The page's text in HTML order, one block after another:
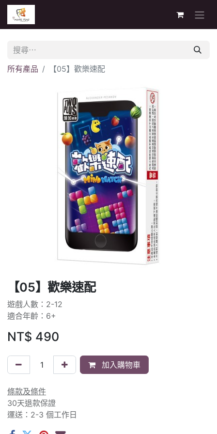
所有產品 【05】歡樂速配
【05】歡樂速配
遊戲人數：2-12
適合年齡：6+
NT$ 490
加入購物車
條款及條件
30天退款保證
運送：2-3 個工作日